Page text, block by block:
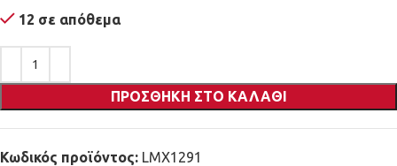
12 σε απόθεμα
ΠΡΟΣΘΉΚΗ ΣΤΟ ΚΑΛΆΘΙ
Κωδικός προϊόντος: LMX1291